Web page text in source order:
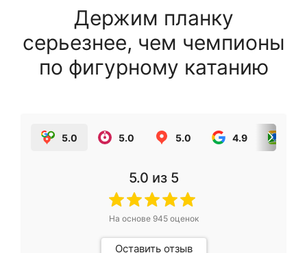
Держим планку
серьезнее, чем чемпионы
по фигурному катанию
5.0 5.0 5.0 4.9
5.0 из 5
На основе 945оценок
Оставить отзыв